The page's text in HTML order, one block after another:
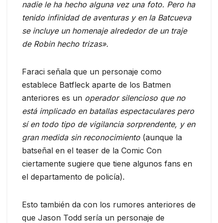
nadie le ha hecho alguna vez una foto. Pero ha
tenido infinidad de aventuras y en la Batcueva
se incluye un homenaje alrededor de un traje
de Robin hecho trizas».
Faraci señala que un personaje como
establece Batfleck aparte de los Batmen
anteriores es un operador silencioso que no
está implicado en batallas espectaculares pero
sí en todo tipo de vigilancia sorprendente, y en
gran medida sin reconocimiento (aunque la
batseñal en el teaser de la Comic Con
ciertamente sugiere que tiene algunos fans en
el departamento de policía).
Esto también da con los rumores anteriores de
que Jason Todd sería un personaje de